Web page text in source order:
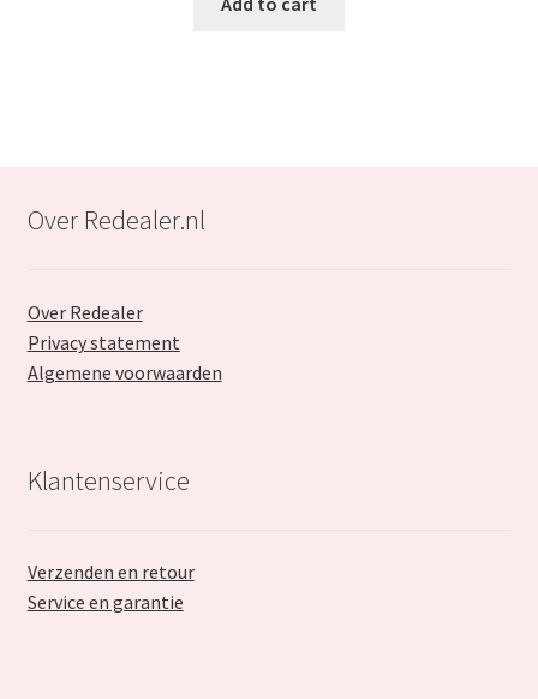
Over Redealer.nl
Over Redealer
Privacy statement
Algemene voorwaarden
Klantenservice
Verzenden en retour
Service en garantie